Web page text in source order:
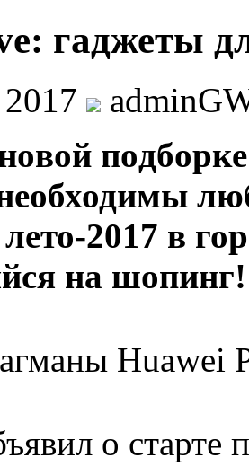
гаджеты
2017 в
на шопинг!
Huawei
о